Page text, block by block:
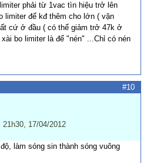
phải từ 1vac tìn hiệu trở lên
limiter để kđ thêm cho lớn ( vặn
cứ ở đầu ( có thể giảm trở 47k ở
bo limiter là để "nén" ...Chỉ có nén
#10
21h30, 17/04/2012
làm sóng sin thành sóng vuông